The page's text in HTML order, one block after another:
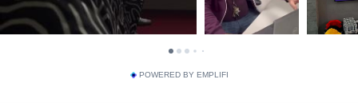
POWERED BY EMPLIFI